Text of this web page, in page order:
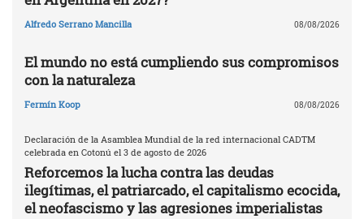
Alfredo Serrano Mancilla 08/08/2026
El mundo no está cumpliendo sus compromisos
con la naturaleza
Fermín Koop 08/08/2026
Declaración de la Asamblea Mundial de la red internacional CADTM
celebrada en Cotonú el 3 de agosto de 2026
Reforcemos la lucha contra las deudas
ilegítimas, el patriarcado, el capitalismo ecocida,
el neofascismo y las agresiones imperialistas